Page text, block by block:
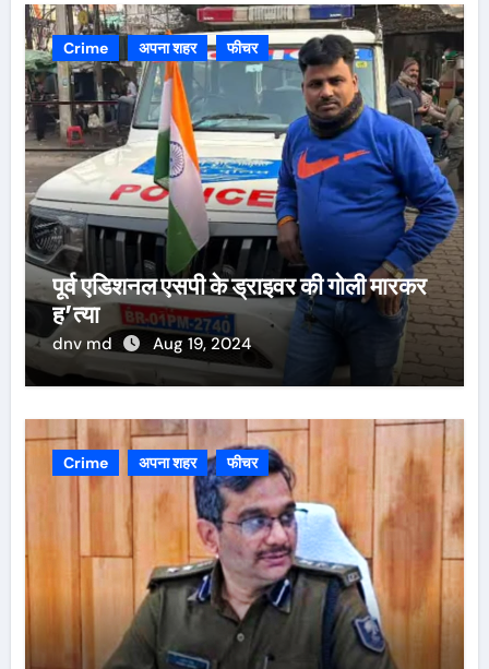
Crime अपना शहर फीचर
पूर्व एडिशनल एसपी के ड्राइवर की गोली मारकर
ह’त्या
dnv md Aug 19, 2024
Crime अपना शहर फीचर